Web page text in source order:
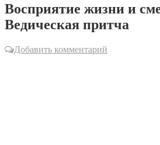
Восприятие жизни и
Ведическая притча
Добавить комментарий